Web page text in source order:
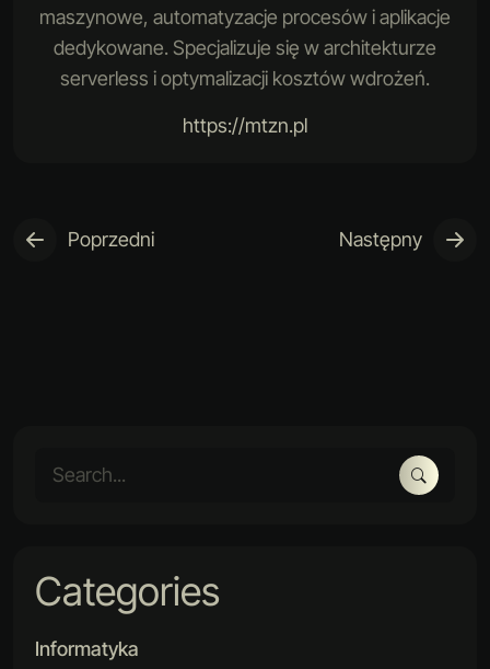
maszynowe, automatyzacje procesów i aplikacje
dedykowane. Specjalizuje się w architekturze
serverless i optymalizacji kosztów wdrożeń.
https://mtzn.pl
Poprzedni Następny
Categories
Informatyka